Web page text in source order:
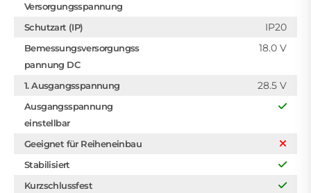
Versorgungsspannung
Schutzart (IP) IP20
Bemessungsversorgungss
pannung DC
18.0 V
1. Ausgangsspannung 28.5 V
Ausgangsspannung
einstellbar
Geeignet für Reiheneinbau
Stabilisiert
Kurzschlussfest